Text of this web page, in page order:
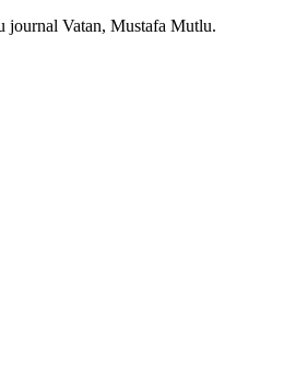
journal Vatan, Mustafa Mutlu.